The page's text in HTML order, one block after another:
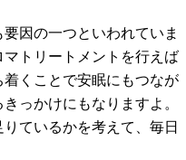
因の一つといわれていま
トリートメントを行えば
くことで安眠にもつなが
っかけにもなりますよ。
ているかを考えて、毎日